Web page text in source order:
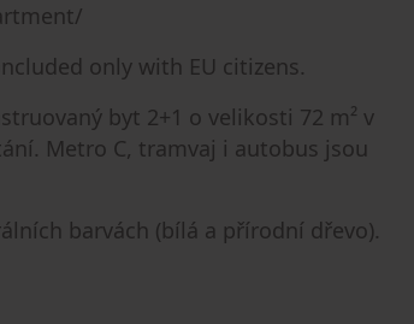
only with EU citizens.
byt 2+1 o velikosti 72 m² v
Metro C, tramvaj i autobus jsou
barvách (bílá a přírodní dřevo).